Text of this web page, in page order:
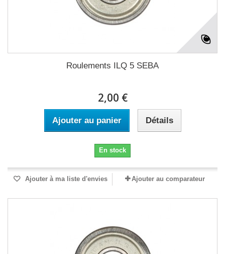
Roulements ILQ 5 SEBA
2,00 €
Ajouter au panier Détails
En stock
Ajouter à ma liste d'envies Ajouter au comparateur